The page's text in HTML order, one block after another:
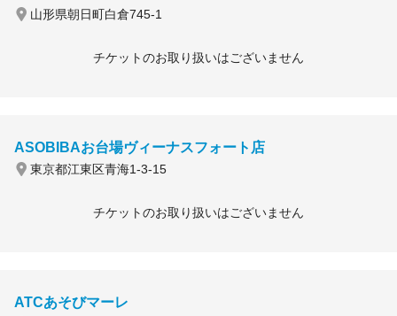
山形県朝日町白倉745-1
チケットのお取り扱いはございません
ASOBIBAお台場ヴィーナスフォート店
東京都江東区青海1-3-15
チケットのお取り扱いはございません
ATCあそびマーレ